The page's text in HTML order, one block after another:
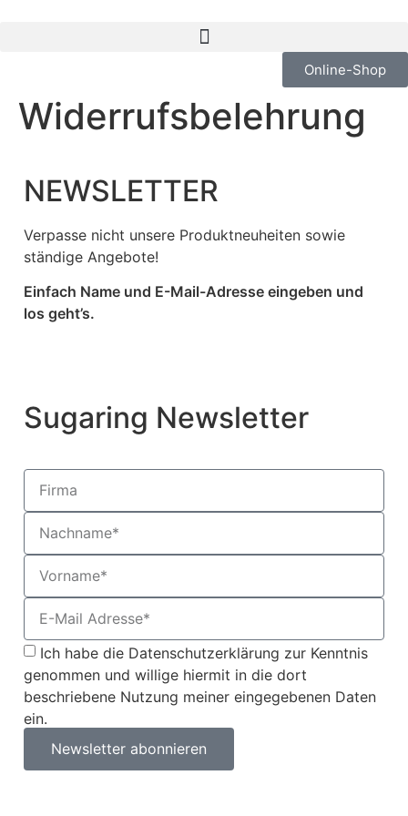
Online-Shop
Widerrufsbelehrung
NEWSLETTER
Verpasse nicht unsere Produktneuheiten sowie
ständige Angebote!
Einfach Name und E-Mail-Adresse eingeben und
los geht’s.
Sugaring Newsletter
Ich habe die Datenschutzerklärung zur Kenntnis
genommen und willige hiermit in die dort
beschriebene Nutzung meiner eingegebenen Daten
ein.
Newsletter abonnieren